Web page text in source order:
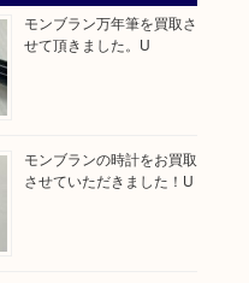
モンブラン万年筆を買取さ
せて頂きました。U
モンブランの時計をお買取
させていただきました！U